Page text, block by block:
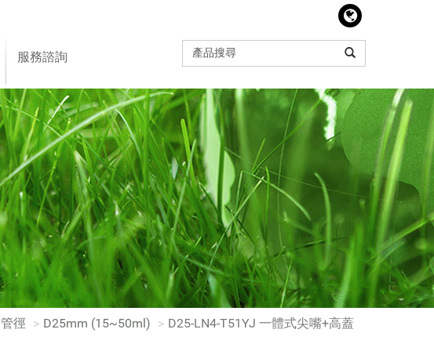
服務諮詢
管徑 D25mm (15~50ml) D25-LN4-T51YJ 一體式尖嘴+高蓋